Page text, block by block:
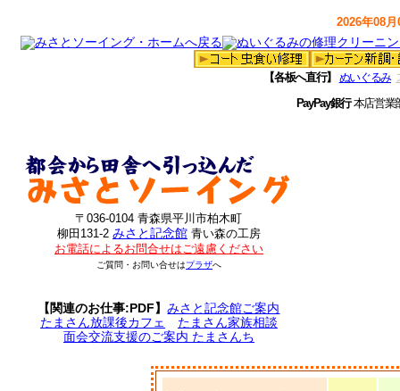
2026年08
【各板へ直行】 ぬいぐるみ
PayPay銀行本店営
〒036-0104 青森県平川市柏木町
柳田131-2 みさと記念館 青い森の工房
お電話によるお問合せはご遠慮ください
ご質問・お問い合せはプラザへ
【関連のお仕事:PDF】みさと記念館ご案内
たまさん放課後カフェ
たまさん家族相談
面会交流支援のご案内 たまさんち